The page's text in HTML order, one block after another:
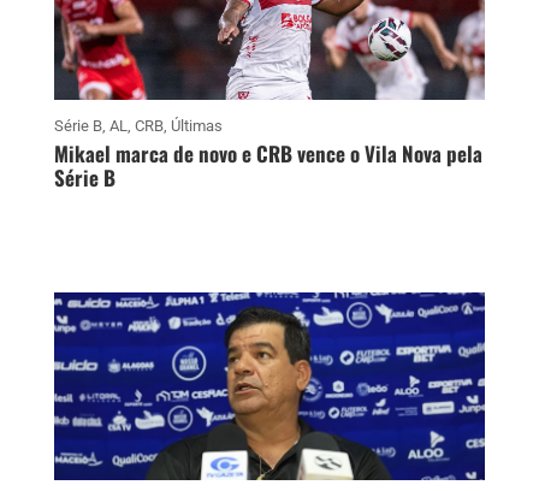
Série B, AL, CRB, Últimas
Mikael marca de novo e CRB vence o Vila Nova pela
Série B